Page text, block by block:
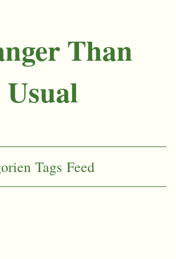
Than
Usual
Tags Feed